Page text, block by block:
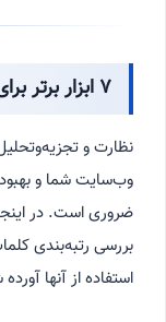
۷ ابزار برتر برای بررسی رتبه‌بندی کلمات کلیدی سئو:
نظارت و
وب‌سایت شما و
ضروری است. در
بررسی رتبه‌بندی
استفاده از آنها